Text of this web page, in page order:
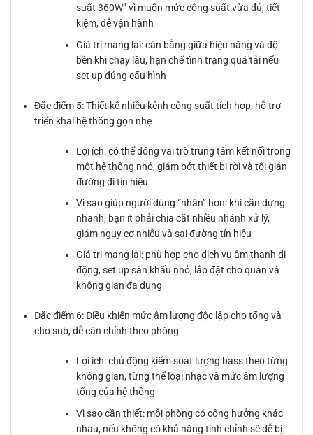
suất 360W” vì muốn mức công suất vừa đủ, tiết
kiệm, dễ vận hành
Giá trị mang lại: cân bằng giữa hiệu năng và độ
bền khi chạy lâu, hạn chế tình trạng quá tải nếu
set up đúng cấu hình
Đặc điểm 5: Thiết kế nhiều kênh công suất tích hợp, hỗ trợ
triển khai hệ thống gọn nhẹ
Lợi ích: có thể đóng vai trò trung tâm kết nối trong
một hệ thống nhỏ, giảm bớt thiết bị rời và tối giản
đường đi tín hiệu
Vì sao giúp người dùng “nhàn” hơn: khi cần dựng
nhanh, bạn ít phải chia cắt nhiều nhánh xử lý,
giảm nguy cơ nhiễu và sai đường tín hiệu
Giá trị mang lại: phù hợp cho dịch vụ âm thanh di
động, set up sân khấu nhỏ, lắp đặt cho quán và
không gian đa dụng
Đặc điểm 6: Điều khiển mức âm lượng độc lập cho tổng và
cho sub, dễ cân chỉnh theo phòng
Lợi ích: chủ động kiểm soát lượng bass theo từng
không gian, từng thể loại nhạc và mức âm lượng
tổng của hệ thống
Vì sao cần thiết: mỗi phòng có cộng hưởng khác
nhau, nếu không có khả năng tinh chỉnh sẽ dễ bị